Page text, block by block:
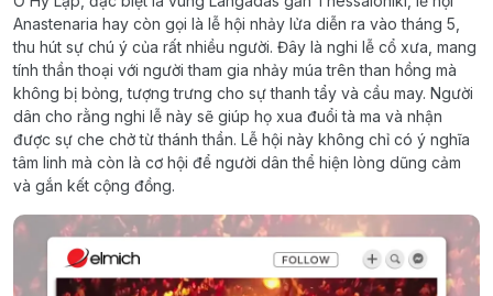
Anastenaria hay còn gọi là lễ hội nhảy lửa diễn ra vào tháng 5,
thu hút sự chú ý của rất nhiều người. Đây là nghi lễ cổ xưa, mang
tính thần thoại với người tham gia nhảy múa trên than hồng mà
không bị bỏng, tượng trưng cho sự thanh tẩy và cầu may. Người
dân cho rằng nghi lễ này sẽ giúp họ xua đuổi tà ma và nhận
được sự che chở từ thánh thần. Lễ hội này không chỉ có ý nghĩa
tâm linh mà còn là cơ hội để người dân thể hiện lòng dũng cảm
và gắn kết cộng đồng.